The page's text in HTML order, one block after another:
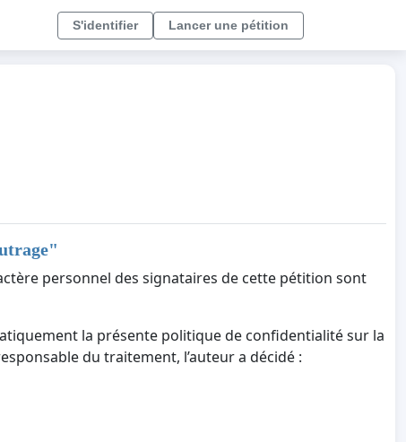
S'identifier Lancer une pétition
"
personnel des signataires de cette pétition sont
la présente politique de confidentialité sur la
du traitement, l’auteur a décidé :